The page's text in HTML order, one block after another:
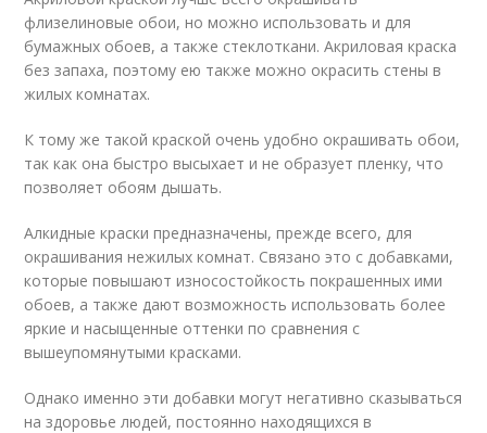
флизелиновые обои, но можно использовать и для
бумажных обоев, а также стеклоткани. Акриловая краска
без запаха, поэтому ею также можно окрасить стены в
жилых комнатах.
К тому же такой краской очень удобно окрашивать обои,
так как она быстро высыхает и не образует пленку, что
позволяет обоям дышать.
Алкидные краски предназначены, прежде всего, для
окрашивания нежилых комнат. Связано это с добавками,
которые повышают износостойкость покрашенных ими
обоев, а также дают возможность использовать более
яркие и насыщенные оттенки по сравнения с
вышеупомянутыми красками.
Однако именно эти добавки могут негативно сказываться
на здоровье людей, постоянно находящихся в